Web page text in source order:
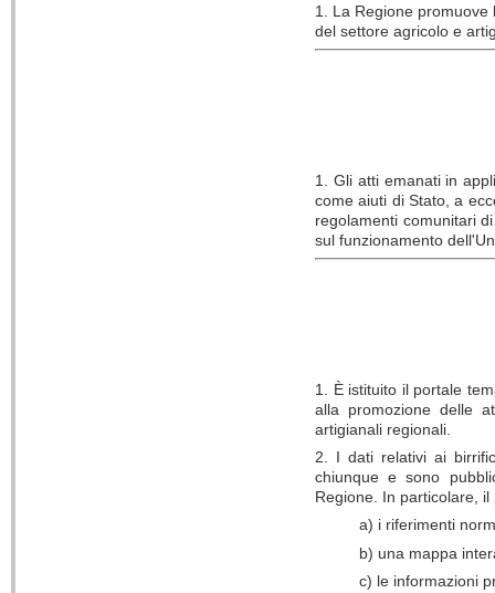
1. La Regione
del settore agricolo e
1. Gli atti emanati in
come aiuti di Stato, a
regolamenti comunitari
sul funzionamento
1. È istituito il portale
alla promozione delle
artigianali regionali.
2. I dati relativi ai
chiunque e sono
Regione. In particolare,
a) i riferimenti
b) una mappa
c) le informazioni